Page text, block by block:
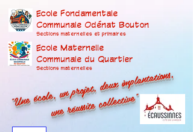
Ecole Fondamentale
Communale Odénat Bouton
Sections maternelles et primaires
Ecole Maternelle
Communale du Quartier
Sections maternelles
"Une école, un projet, deux implantations,
une réussite collective"